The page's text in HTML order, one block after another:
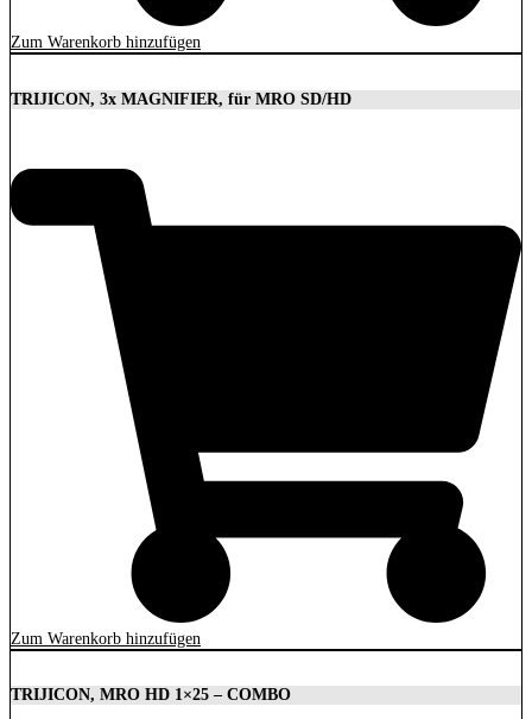
Zum Warenkorb hinzufügen
TRIJICON, 3x MAGNIFIER, für MRO SD/HD
Zum Warenkorb hinzufügen
TRIJICON, MRO HD 1×25 – COMBO